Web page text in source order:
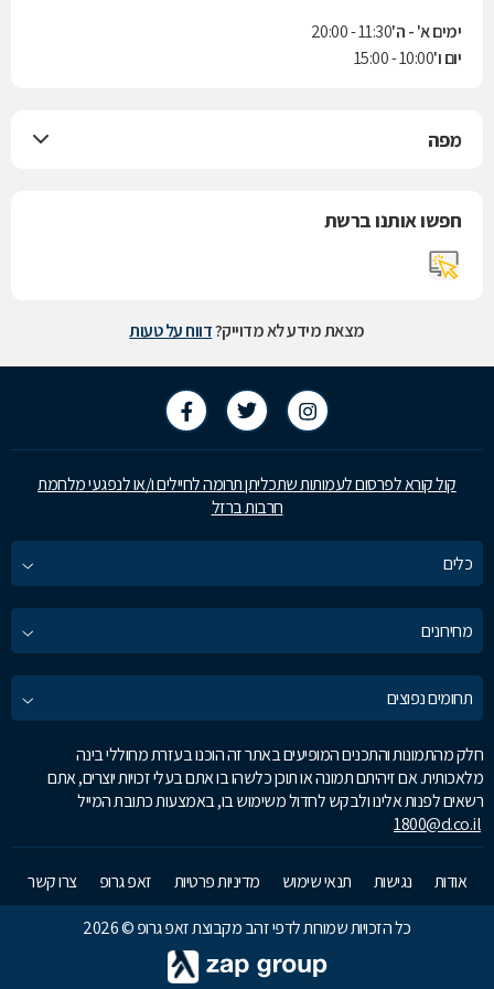
ימים א' - ה'11:30 - 20:00
יום ו'10:00 - 15:00
מפה
חפשו אותנו ברשת
מצאת מידע לא מדוייק?דווח על טעות
קול קורא לפרסום לעמותות שתכליתן תרומה לחיילים ו/או לנפגעי מלחמת
חרבות ברזל
כלים
מחירונים
תחומים נפוצים
חלק מהתמונות והתכנים המופיעים באתר זה הוכנו בעזרת מחוללי בינה
מלאכותית. אם זיהיתם תמונה או תוכן כלשהו בו אתם בעלי זכויות יוצרים, אתם
רשאים לפנות אלינו ולבקש לחדול משימוש בו, באמצעות כתובת המייל
1800@d.co.il
אודות נגישות תנאי שימוש מדיניות פרטיות זאפ גרופ
צרו קשר
כל הזכויות שמורות לדפי זהב מקבוצת זאפ גרופ © 2026